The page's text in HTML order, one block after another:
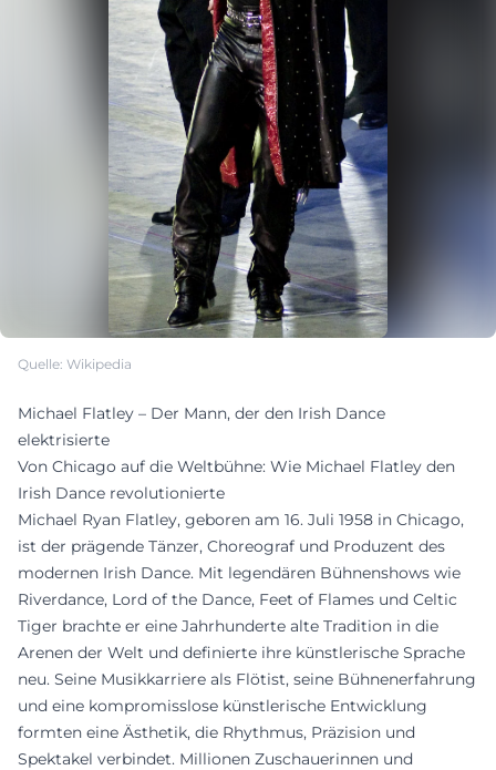
Quelle: Wikipedia
Michael Flatley – Der Mann, der den Irish Dance
elektrisierte
Von Chicago auf die Weltbühne: Wie Michael Flatley den
Irish Dance revolutionierte
Michael Ryan Flatley, geboren am 16. Juli 1958 in Chicago,
ist der prägende Tänzer, Choreograf und Produzent des
modernen Irish Dance. Mit legendären Bühnenshows wie
Riverdance, Lord of the Dance, Feet of Flames und Celtic
Tiger brachte er eine Jahrhunderte alte Tradition in die
Arenen der Welt und definierte ihre künstlerische Sprache
neu. Seine Musikkarriere als Flötist, seine Bühnenerfahrung
und eine kompromisslose künstlerische Entwicklung
formten eine Ästhetik, die Rhythmus, Präzision und
Spektakel verbindet. Millionen Zuschauerinnen und